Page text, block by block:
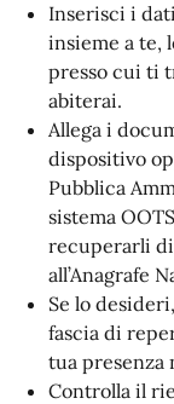
Inserisci i
insieme a te,
presso cui ti
abiterai.
Allega i
dispositivo
Pubblica
sistema
recuperarli
all’Anagrafe
Se lo
fascia di
tua presenza
Controlla il